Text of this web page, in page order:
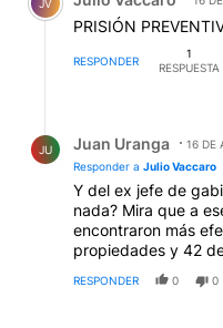
JV
PRISIÓN
RESPONDER
1
RESPUESTA
JU Juan Uranga
16 DE
Responder a Julio Vaccaro
Y del ex jefe de
nada? Mira que a
encontraron más
propiedades y 42
RESPONDER 0 0